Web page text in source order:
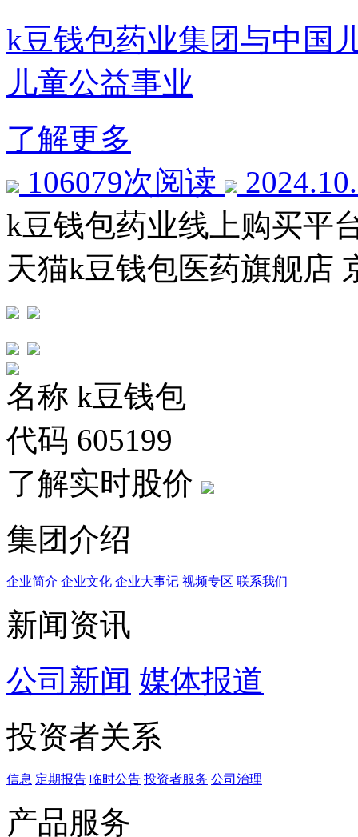
k豆钱包药业集团与中国
儿童公益事业
了解更多
106079次阅读
k豆钱包药业线上购买平
天猫k豆钱包医药旗舰店
名称 k豆钱包
代码 605199
了解实时股价
集团介绍
企业简介 企业文化 企业⼤事记 视频专区 联系我们
新闻资讯
公司新闻 媒体报道
投资者关系
信息 定期报告 临时公告 投资者服务 公司治理
产品服务